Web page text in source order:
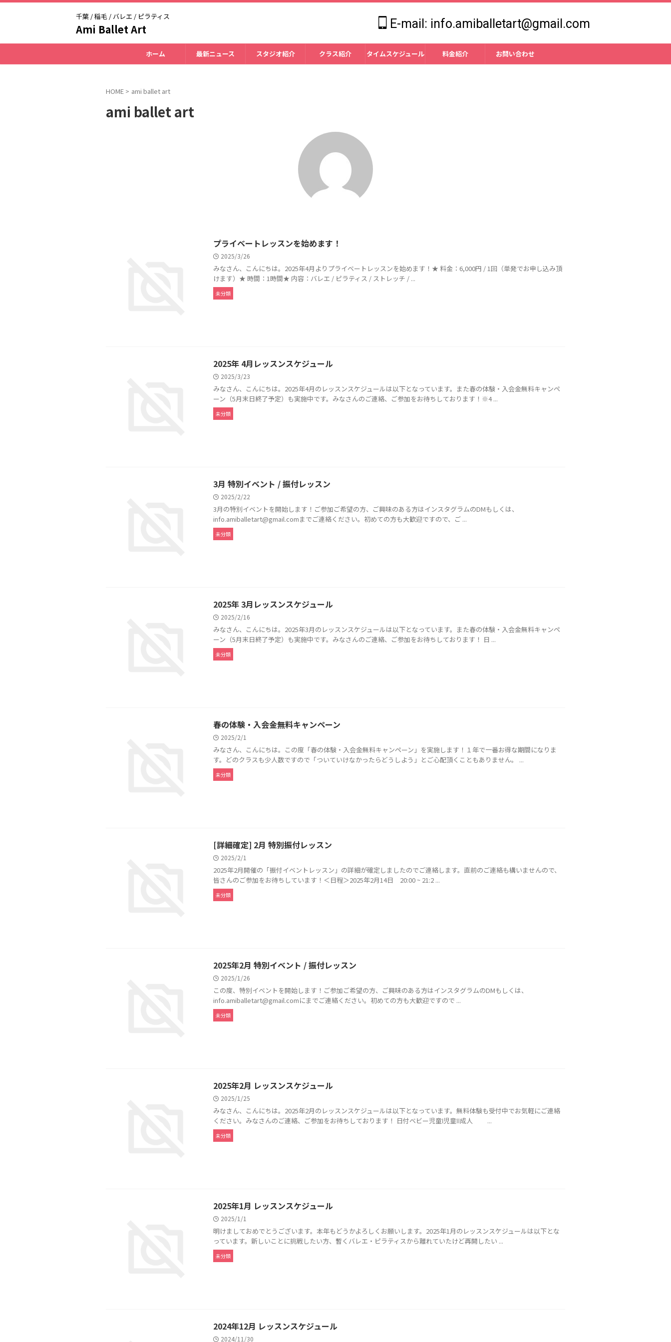
千葉 / 稲毛 / バレエ / ピラティス
Ami Ballet Art E-mail: info.amiballetart@gmail.com
ホーム 最新ニュース スタジオ紹介 クラス紹介 タイムスケジュール 料金紹介 お問い合わせ
HOME > ami ballet art
ami ballet art
プライベートレッスンを始めます！
2025/3/26
みなさん、こんにちは。2025年4月よりプライベートレッスンを始めます！★ 料金：6,000円 / 1回（単発でお申し込み頂
けます）★ 時間：1時間★ 内容：バレエ / ピラティス / ストレッチ / ...
未分類
2025年 4月レッスンスケジュール
2025/3/23
みなさん、こんにちは。2025年4月のレッスンスケジュールは以下となっています。また春の体験・入会金無料キャンペ
ーン（5月末日終了予定）も実施中です。みなさんのご連絡、ご参加をお待ちしております！※4 ...
未分類
3月 特別イベント / 振付レッスン
2025/2/22
3月の特別イベントを開始します！ご参加ご希望の方、ご興味のある方はインスタグラムのDMもしくは、
info.amiballetart@gmail.comまでご連絡ください。初めての方も大歓迎ですので、ご ...
未分類
2025年 3月レッスンスケジュール
2025/2/16
みなさん、こんにちは。2025年3月のレッスンスケジュールは以下となっています。また春の体験・入会金無料キャンペ
ーン（5月末日終了予定）も実施中です。みなさんのご連絡、ご参加をお待ちしております！ 日 ...
未分類
春の体験・入会金無料キャンペーン
2025/2/1
みなさん、こんにちは。この度「春の体験・入会金無料キャンペーン」を実施します！１年で一番お得な期間になりま
す。どのクラスも少人数ですので「ついていけなかったらどうしよう」とご心配頂くこともありません。 ...
未分類
[詳細確定] 2月 特別振付レッスン
2025/2/1
2025年2月開催の「振付イベントレッスン」の詳細が確定しましたのでご連絡します。直前のご連絡も構いませんので、
皆さんのご参加をお待ちしています！＜日程＞2025年2月14日 20:00 ~ 21:2 ...
未分類
2025年2月 特別イベント / 振付レッスン
2025/1/26
この度、特別イベントを開始します！ご参加ご希望の方、ご興味のある方はインスタグラムのDMもしくは、
info.amiballetart@gmail.comにまでご連絡ください。初めての方も大歓迎ですので ...
未分類
2025年2月 レッスンスケジュール
2025/1/25
みなさん、こんにちは。2025年2月のレッスンスケジュールは以下となっています。無料体験も受付中でお気軽にご連絡
ください。みなさんのご連絡、ご参加をお待ちしております！ 日付ベビー児童Ⅰ児童Ⅱ成人 ...
未分類
2025年1月 レッスンスケジュール
2025/1/1
明けましておめでとうございます。本年もどうかよろしくお願いします。2025年1月のレッスンスケジュールは以下とな
っています。新しいことに挑戦したい方、暫くバレエ・ピラティスから離れていたけど再開したい ...
未分類
2024年12月 レッスンスケジュール
2024/11/30